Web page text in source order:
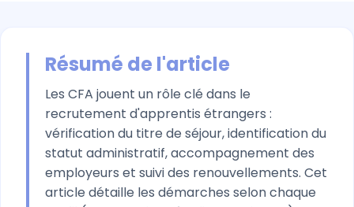
Résumé de l'article
Les CFA jouent un rôle clé dans le
recrutement d'apprentis étrangers :
vérification du titre de séjour, identification du
statut administratif, accompagnement des
employeurs et suivi des renouvellements. Cet
article détaille les démarches selon chaque